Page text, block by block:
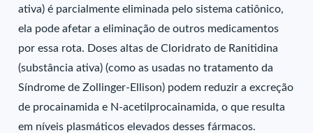
ativa) é parcialmente eliminada pelo sistema catiônico,
ela pode afetar a eliminação de outros medicamentos
por essa rota. Doses altas de Cloridrato de Ranitidina
(substância ativa) (como as usadas no tratamento da
Síndrome de Zollinger-Ellison) podem reduzir a excreção
de procainamida e N-acetilprocainamida, o que resulta
em níveis plasmáticos elevados desses fármacos.